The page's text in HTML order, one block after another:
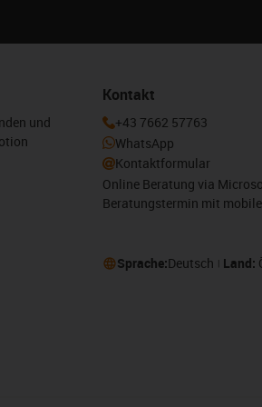
und
Kontakt
+43 7662 57763
WhatsApp
Kontaktformular
Online Beratung via
Beratungstermin mit
Sprache:Deutsch Land: